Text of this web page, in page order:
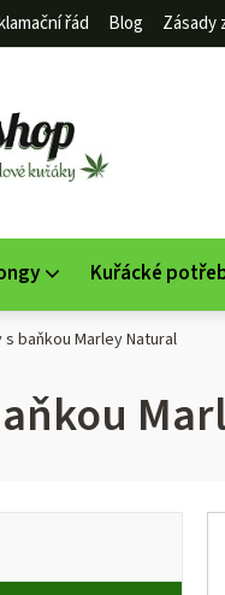
řád Blog Zásady
Kuřácké
s baňkou Marley Natural